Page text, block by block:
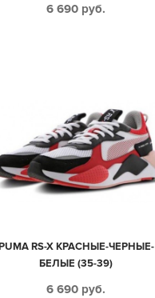
6 690 руб.
RS-X КРАСНЫЕ-ЧЕРНЫЕ-
БЕЛЫЕ (35-39)
6 690 руб.